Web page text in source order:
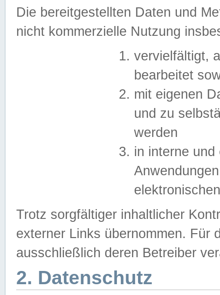
Die bereitgestellten Daten und
nicht kommerzielle Nutzung
vervielfältigt,
bearbeitet
mit eigenen
und zu
werden
in interne
Trotz sorgfältiger inhaltlicher
externer Links übernommen. Für
ausschließlich deren Betreiber
2. Datenschutz